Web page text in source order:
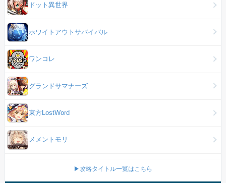
ドット異世界
ホワイトアウトサバイバル
ワンコレ
グランドサマナーズ
東方LostWord
メメントモリ
▶攻略タイトル一覧はこちら